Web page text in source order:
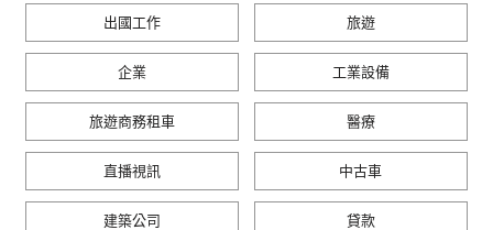
出國工作 旅遊
企業 工業設備
旅遊商務租車 醫療
直播視訊 中古車
建築公司 貸款